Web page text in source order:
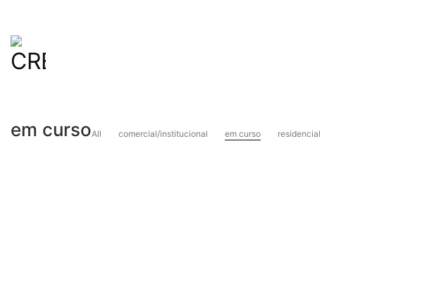
em cursoAll comercial/institucional em curso residencial